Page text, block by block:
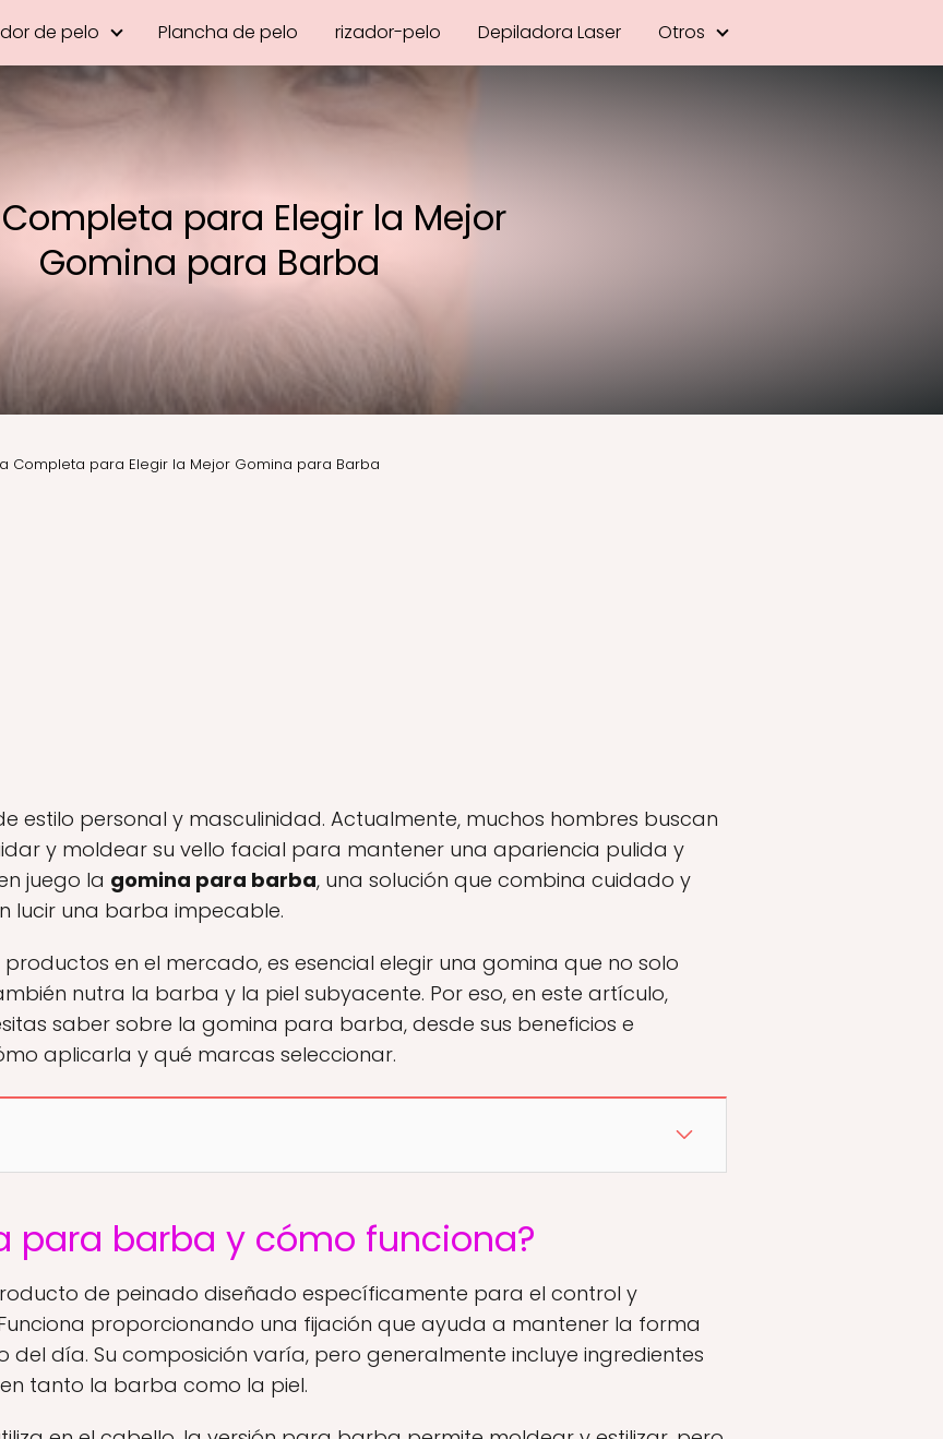
de pelo Plancha de pelo rizador-pelo Depiladora Laser Otros
para Elegir la Mejor
Gomina para Barba
Completa para Elegir la Mejor Gomina para Barba
estilo personal y masculinidad. Actualmente, muchos hombres buscan
y moldear su vello facial para mantener una apariencia pulida y
juego la gomina para barba, una solución que combina cuidado y
lucir una barba impecable.
en el mercado, es esencial elegir una gomina que no solo
nutra la barba y la piel subyacente. Por eso, en este artículo,
saber sobre la gomina para barba, desde sus beneficios e
aplicarla y qué marcas seleccionar.
para barba y cómo funciona?
de peinado diseñado específicamente para el control y
proporcionando una fijación que ayuda a mantener la forma
día. Su composición varía, pero generalmente incluye ingredientes
tanto la barba como la piel.